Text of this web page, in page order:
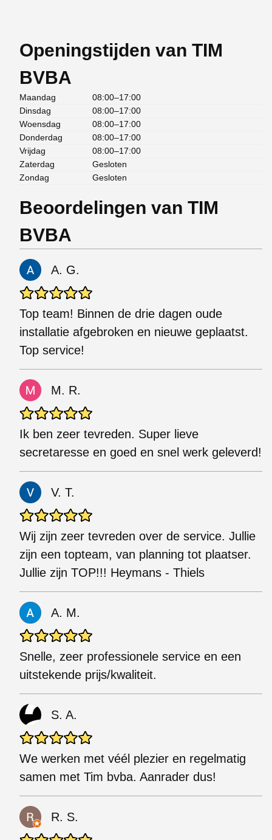
Openingstijden van TIM
BVBA
Maandag
08:00–17:00
Dinsdag
08:00–17:00
Woensdag
08:00–17:00
Donderdag
08:00–17:00
Vrijdag
08:00–17:00
Zaterdag
Gesloten
Zondag
Gesloten
Beoordelingen van TIM
BVBA
A. G.
Top team! Binnen de drie dagen oude
installatie afgebroken en nieuwe geplaatst.
Top service!
M. R.
Ik ben zeer tevreden. Super lieve
secretaresse en goed en snel werk geleverd!
V. T.
Wij zijn zeer tevreden over de service. Jullie
zijn een topteam, van planning tot plaatser.
Jullie zijn TOP!!! Heymans - Thiels
A. M.
Snelle, zeer professionele service en een
uitstekende prijs/kwaliteit.
S. A.
We werken met véél plezier en regelmatig
samen met Tim bvba. Aanrader dus!
R. S.